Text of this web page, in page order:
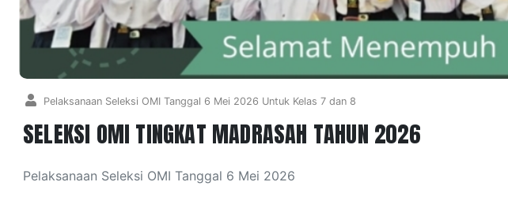
Pelaksanaan Seleksi OMI Tanggal 6 Mei 2026 Untuk Kelas 7 dan 8
SELEKSI OMI TINGKAT MADRASAH TAHUN 2026
Pelaksanaan Seleksi OMI Tanggal 6 Mei 2026